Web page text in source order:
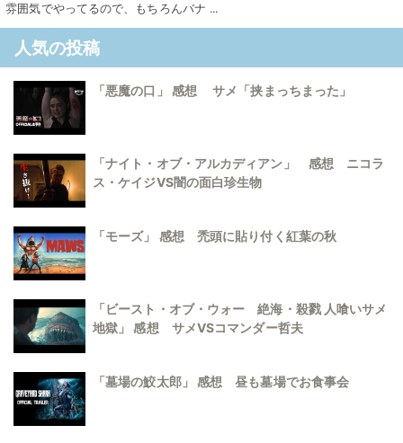
雰囲気でやってるので、もちろんバナ ...
人気の投稿
「悪魔の口」 感想 サメ「挟まっちまった」
「ナイト・オブ・アルカディアン」 感想 ニコラ
ス・ケイジVS闇の面白珍生物
「モーズ」 感想 禿頭に貼り付く紅葉の秋
「ビースト・オブ・ウォー 絶海・殺戮 人喰いサメ
地獄」 感想 サメVSコマンダー哲夫
「墓場の鮫太郎」 感想 昼も墓場でお食事会